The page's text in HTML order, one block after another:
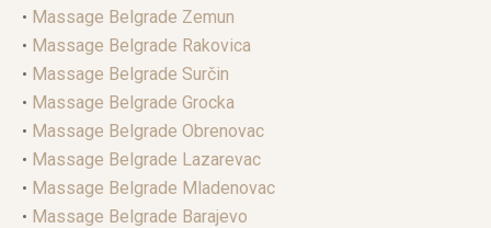
• Massage Belgrade Zemun
• Massage Belgrade Rakovica
• Massage Belgrade Surčin
• Massage Belgrade Grocka
• Massage Belgrade Obrenovac
• Massage Belgrade Lazarevac
• Massage Belgrade Mladenovac
• Massage Belgrade Barajevo